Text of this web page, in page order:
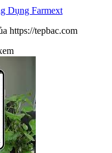
Dụng Farmext
https://tepbac.com